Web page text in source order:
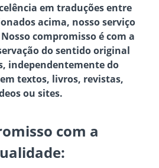
em traduções entre
acima, nosso serviço
compromisso é com a
do sentido original
independentemente do
textos, livros, revistas,
ou sites.
com a